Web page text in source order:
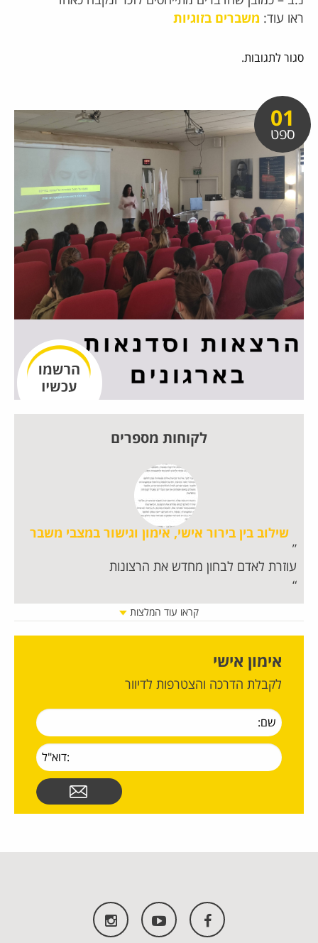
ראו עוד: משברים בזוגיות
סגור לתגובות.
01
ספט
לקוחות מספרים
שילוב בין בירור אישי, אימון וגישור במצבי משבר
עוזרת לאדם לבחון מחדש את הרצונות
קראו עוד המלצות
אימון אישי
לקבלת הדרכה והצטרפות לדיוור